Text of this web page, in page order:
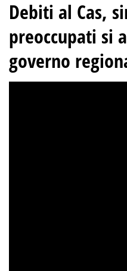
Debiti al Cas,
preoccupati si
governo